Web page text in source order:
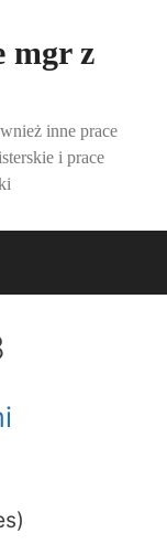
mgr z
inne prace
i prace